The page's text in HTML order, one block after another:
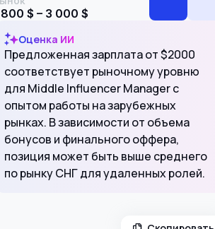
800 $ – 3 000 $
Оценка ИИ
Предложенная зарплата от $2000
соответствует рыночному уровню
для Middle Influencer Manager с
опытом работы на зарубежных
рынках. В зависимости от объема
бонусов и финального оффера,
позиция может быть выше среднего
по рынку СНГ для удаленных ролей.